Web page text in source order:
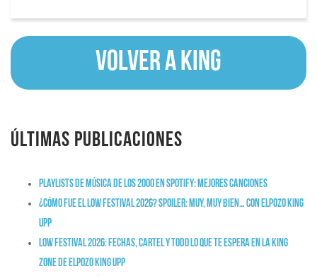
Volver a KING
Últimas publicaciones
Playlists de música de los 2000 en Spotify: mejores canciones
¿Cómo fue el Low Festival 2026? Spoiler: muy, muy bien… con ElPozo King
Upp
Low Festival 2026: fechas, cartel y todo lo que te espera en la King
Zone de ElPozo King Upp